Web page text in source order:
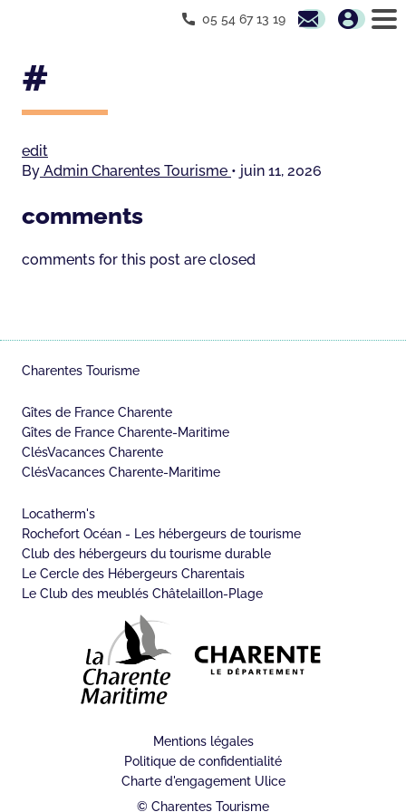
05 54 67 13 19
#
edit
By Admin Charentes Tourisme • juin 11, 2026
comments
comments for this post are closed
Charentes Tourisme
Gîtes de France Charente
Gîtes de France Charente-Maritime
ClésVacances Charente
ClésVacances Charente-Maritime
Locatherm's
Rochefort Océan - Les hébergeurs de tourisme
Club des hébergeurs du tourisme durable
Le Cercle des Hébergeurs Charentais
Le Club des meublés Châtelaillon-Plage
© Charentes Tourisme
Mentions légales
Politique de confidentialité
Charte d'engagement Ulice